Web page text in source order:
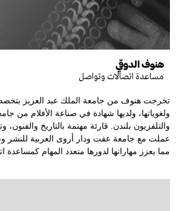
هنوف الدوقي
مساعدة اتصالات وتواصل
تخرجت هنوف من جامعة الملك عبد العزيز بتخصص
ولغوياتها، ولديها شهادة في صناعة الأفلام من
والتلفزيون بلندن. قارئة مهتمة بالتاريخ
عملت مع جامعة عفت ودار أروى العربية
مما يعزز مهاراتها لدورها متعدد المهام كمساعدة